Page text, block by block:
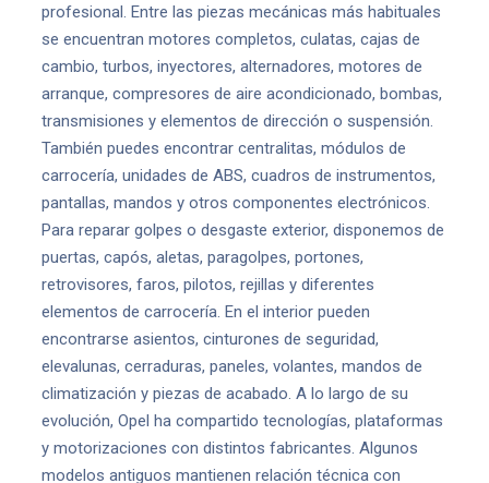
profesional. Entre las piezas mecánicas más habituales
se encuentran motores completos, culatas, cajas de
cambio, turbos, inyectores, alternadores, motores de
arranque, compresores de aire acondicionado, bombas,
transmisiones y elementos de dirección o suspensión.
También puedes encontrar centralitas, módulos de
carrocería, unidades de ABS, cuadros de instrumentos,
pantallas, mandos y otros componentes electrónicos.
Para reparar golpes o desgaste exterior, disponemos de
puertas, capós, aletas, paragolpes, portones,
retrovisores, faros, pilotos, rejillas y diferentes
elementos de carrocería. En el interior pueden
encontrarse asientos, cinturones de seguridad,
elevalunas, cerraduras, paneles, volantes, mandos de
climatización y piezas de acabado. A lo largo de su
evolución, Opel ha compartido tecnologías, plataformas
y motorizaciones con distintos fabricantes. Algunos
modelos antiguos mantienen relación técnica con